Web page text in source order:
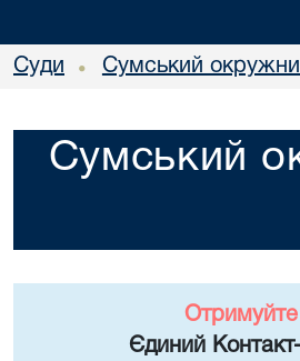
Суди • Сумський
Сумський
Єдиний